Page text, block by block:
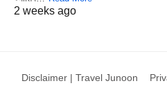
2 weeks ago
Disclaimer | Travel Junoon